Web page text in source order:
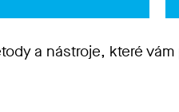
a nástroje, které